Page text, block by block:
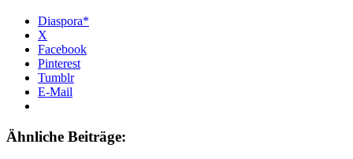
Diaspora*
X
Facebook
Pinterest
Tumblr
E-Mail
Ähnliche Beiträge: